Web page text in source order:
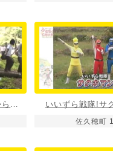
行ってみよう!日本で海から一番遠い場所へ いいずら戦隊!サ
佐久穂町 1